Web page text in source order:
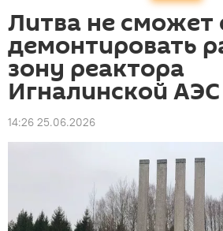
Литва не сможет
демонтировать
зону реактора
Игналинской АЭС
14:26 25.06.2026